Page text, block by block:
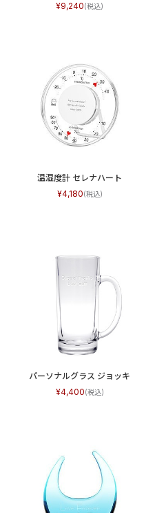
9,240
温湿度計 セレナハート
4,180
パーソナルグラス ジョッキ
4,400